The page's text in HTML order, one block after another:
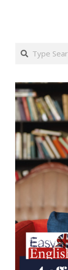
Search